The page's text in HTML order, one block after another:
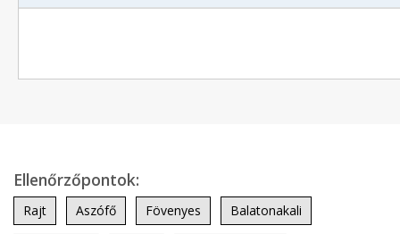
Ellenőrzőpontok:
Rajt Aszófő Fövenyes Balatonakali